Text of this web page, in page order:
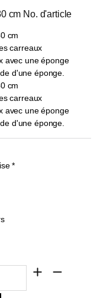
cm No. d'article
*